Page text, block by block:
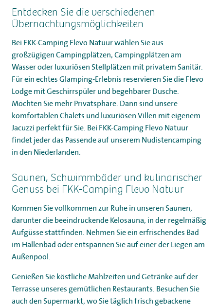
Entdecken Sie die verschiedenen
Übernachtungsmöglichkeiten
Bei FKK-Camping Flevo Natuur wählen Sie aus
großzügigen Campingplätzen, Campingplätzen am
Wasser oder luxuriösen Stellplätzen mit privatem Sanitär.
Für ein echtes Glamping-Erlebnis reservieren Sie die Flevo
Lodge mit Geschirrspüler und begehbarer Dusche.
Möchten Sie mehr Privatsphäre. Dann sind unsere
komfortablen Chalets und luxuriösen Villen mit eigenem
Jacuzzi perfekt für Sie. Bei FKK-Camping Flevo Natuur
findet jeder das Passende auf unserem Nudistencamping
in den Niederlanden.
Saunen, Schwimmbäder und kulinarischer
Genuss bei FKK-Camping Flevo Natuur
Kommen Sie vollkommen zur Ruhe in unseren Saunen,
darunter die beeindruckende Kelosauna, in der regelmäßig
Aufgüsse stattfinden. Nehmen Sie ein erfrischendes Bad
im Hallenbad oder entspannen Sie auf einer der Liegen am
Außenpool.
Genießen Sie köstliche Mahlzeiten und Getränke auf der
Terrasse unseres gemütlichen Restaurants. Besuchen Sie
auch den Supermarkt, wo Sie täglich frisch gebackene